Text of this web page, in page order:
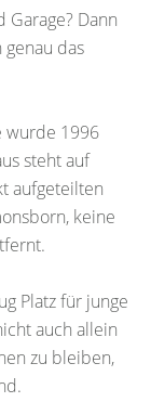
Dann
das
wurde 1996
steht auf
aufgeteilten
keine
Platz für junge
auch allein
zu bleiben,